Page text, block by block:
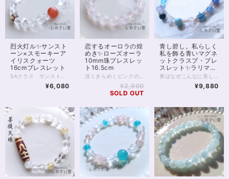
烈火灯ル✨サンスト
ーン×スモーキーア
イリスクォーツ
16cmブレスレット
¥6,080
恋するオーロラの煌
めき✨ローズオーラ
10mm珠ブレスレッ
ト16.5cm
¥2,800
SOLD OUT
青し碧し。私らしく
私を飾る青いマグネ
ットクラスプ・ブレ
スレット✨ラリマー
他17cm
¥9,880